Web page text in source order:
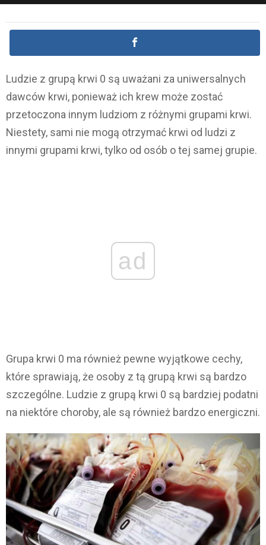
Ludzie z grupą krwi 0 są uważani za uniwersalnych
dawców krwi, ponieważ ich krew może zostać
przetoczona innym ludziom z różnymi grupami krwi.
Niestety, sami nie mogą otrzymać krwi od ludzi z
innymi grupami krwi, tylko od osób o tej samej grupie.
ad
Grupa krwi 0 ma również pewne wyjątkowe cechy,
które sprawiają, że osoby z tą grupą krwi są bardzo
szczególne. Ludzie z grupą krwi 0 są bardziej podatni
na niektóre choroby, ale są również bardzo energiczni.